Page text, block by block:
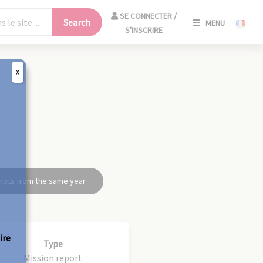
Search
SE CONNECTER /
S'INSCRIRE
MENU
from the same year
Type
Mission report
X